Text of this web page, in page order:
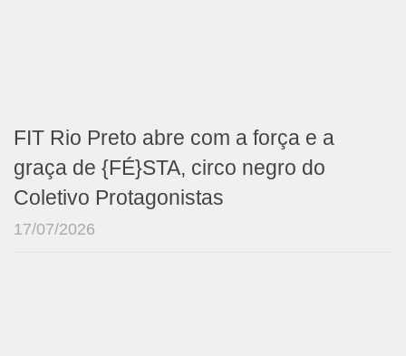
FIT Rio Preto abre com a força e a
graça de {FÉ}STA, circo negro do
Coletivo Protagonistas
17/07/2026